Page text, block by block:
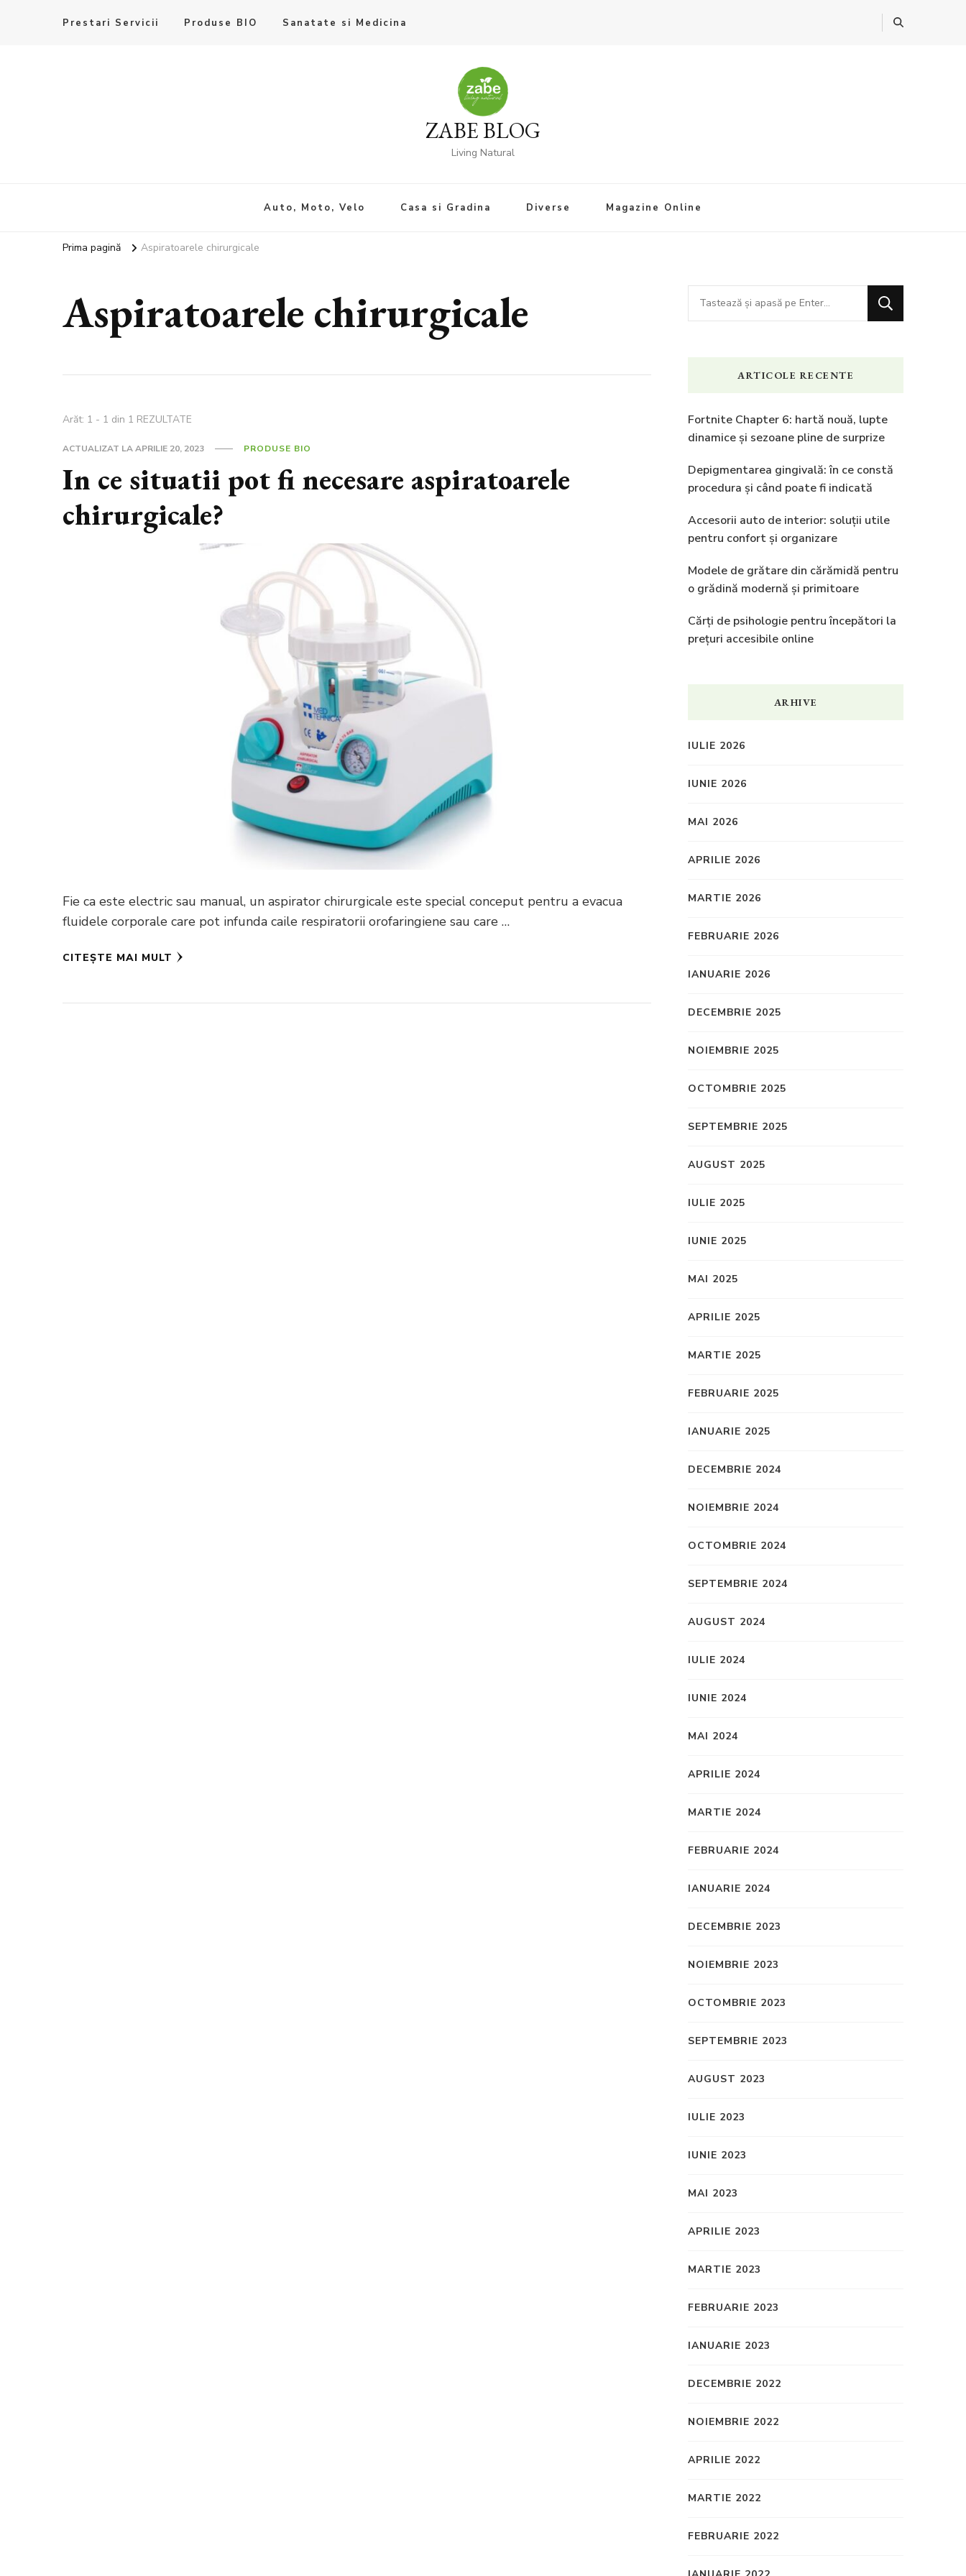
Prestari Servicii Produse BIO Sanatate si Medicina
ZABE BLOG
Living Natural
Auto, Moto, Velo Casa si Gradina Diverse Magazine Online
Prima pagină Aspiratoarele chirurgicale
Aspiratoarele chirurgicale
Arăt: 1 - 1 din 1 REZULTATE
ACTUALIZAT LAAPRILIE 20, 2023 PRODUSE BIO
In ce situatii pot fi necesare aspiratoarele
chirurgicale?
Fie ca este electric sau manual, un aspirator chirurgicale este special conceput pentru a evacua
fluidele corporale care pot infunda caile respiratorii orofaringiene sau care …
CITEȘTE MAI MULT
Cauți
ceva?
ARTICOLE RECENTE
Fortnite Chapter 6: hartă nouă, lupte
dinamice și sezoane pline de surprize
Depigmentarea gingivală: în ce constă
procedura și când poate fi indicată
Accesorii auto de interior: soluții utile
pentru confort și organizare
Modele de grătare din cărămidă pentru
o grădină modernă și primitoare
Cărți de psihologie pentru începători la
prețuri accesibile online
ARHIVE
IULIE 2026
IUNIE 2026
MAI 2026
APRILIE 2026
MARTIE 2026
FEBRUARIE 2026
IANUARIE 2026
DECEMBRIE 2025
NOIEMBRIE 2025
OCTOMBRIE 2025
SEPTEMBRIE 2025
AUGUST 2025
IULIE 2025
IUNIE 2025
MAI 2025
APRILIE 2025
MARTIE 2025
FEBRUARIE 2025
IANUARIE 2025
DECEMBRIE 2024
NOIEMBRIE 2024
OCTOMBRIE 2024
SEPTEMBRIE 2024
AUGUST 2024
IULIE 2024
IUNIE 2024
MAI 2024
APRILIE 2024
MARTIE 2024
FEBRUARIE 2024
IANUARIE 2024
DECEMBRIE 2023
NOIEMBRIE 2023
OCTOMBRIE 2023
SEPTEMBRIE 2023
AUGUST 2023
IULIE 2023
IUNIE 2023
MAI 2023
APRILIE 2023
MARTIE 2023
FEBRUARIE 2023
IANUARIE 2023
DECEMBRIE 2022
NOIEMBRIE 2022
APRILIE 2022
MARTIE 2022
FEBRUARIE 2022